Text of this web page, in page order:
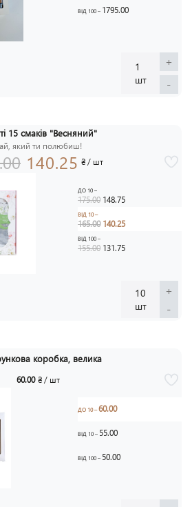
ВІД 100 – 1795.00
1
шт
+
-
15 смаків "Весняний"
який ти полюбиш!
140.25 ₴ / шт
ДО 10 –
175.00 148.75
ВІД 10 –
165.00140.25
ВІД 100 –
155.00 131.75
10
шт
+
-
коробка, велика
60.00 ₴ / шт
ДО 10 –60.00
ВІД 10 – 55.00
ВІД 100 – 50.00